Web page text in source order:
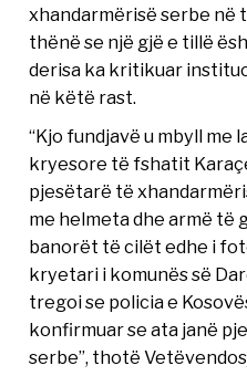
xhandarmërisë serbe në
thënë se një gjë e tillë
derisa ka kritikuar
në këtë rast.
“Kjo fundjavë u mbyll me
kryesore të fshatit
pjesëtarë të
me helmeta dhe armë të
banorët të cilët edhe i
kryetari i komunës së
tregoi se policia e
konfirmuar se ata janë
serbe”, thotë